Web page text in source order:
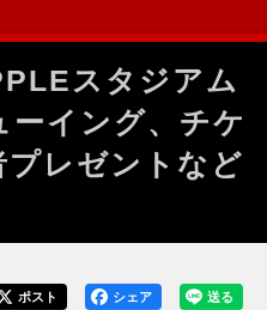
スタジアム
ーイング、チケ
プレゼントなど
送る
シェア
ポスト